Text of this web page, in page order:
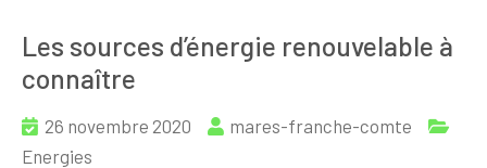
Les sources d’énergie renouvelable à
connaître
26 novembre 2020
mares-franche-comte
Energies